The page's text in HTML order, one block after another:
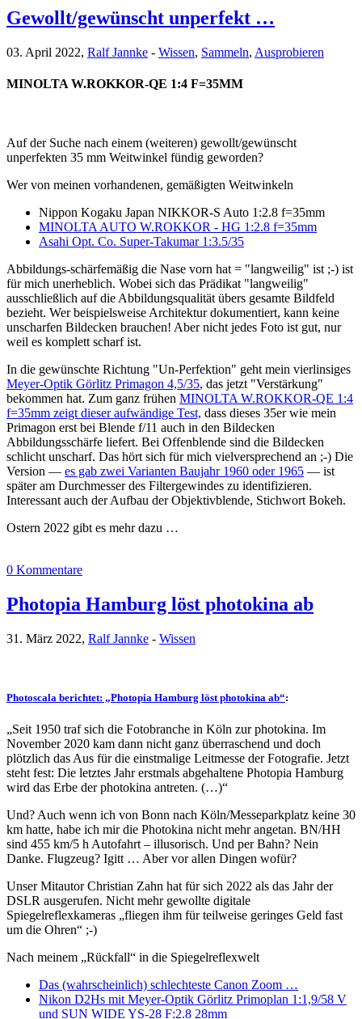
Gewollt/gewünscht unperfekt …
03. April 2022, Ralf Jannke - Wissen, Sammeln, Ausprobieren
MINOLTA W.ROKKOR-QE 1:4 F=35MM
Auf der Suche nach einem (weiteren) gewollt/gewünscht
unperfekten 35 mm Weitwinkel fündig geworden?
Wer von meinen vorhandenen, gemäßigten Weitwinkeln
Nippon Kogaku Japan NIKKOR-S Auto 1:2.8 f=35mm
MINOLTA AUTO W.ROKKOR - HG 1:2.8 f=35mm
Asahi Opt. Co. Super-Takumar 1:3.5/35
Abbildungs-schärfemäßig die Nase vorn hat = "langweilig" ist ;-) ist
für mich unerheblich. Wobei sich das Prädikat "langweilig"
ausschließlich auf die Abbildungsqualität übers gesamte Bildfeld
bezieht. Wer beispielsweise Architektur dokumentiert, kann keine
unscharfen Bildecken brauchen! Aber nicht jedes Foto ist gut, nur
weil es komplett scharf ist.
In die gewünschte Richtung "Un-Perfektion" geht mein vierlinsiges
Meyer-Optik Görlitz Primagon 4,5/35, das jetzt "Verstärkung"
bekommen hat. Zum ganz frühen MINOLTA W.ROKKOR-QE 1:4
f=35mm zeigt dieser aufwändige Test, dass dieses 35er wie mein
Primagon erst bei Blende f/11 auch in den Bildecken
Abbildungsschärfe liefert. Bei Offenblende sind die Bildecken
schlicht unscharf. Das hört sich für mich vielversprechend an ;-) Die
Version — es gab zwei Varianten Baujahr 1960 oder 1965 — ist
später am Durchmesser des Filtergewindes zu identifizieren.
Interessant auch der Aufbau der Objektivblende, Stichwort Bokeh.
Ostern 2022 gibt es mehr dazu …
0 Kommentare
Photopia Hamburg löst photokina ab
31. März 2022, Ralf Jannke - Wissen
Photoscala berichtet: „Photopia Hamburg löst photokina ab“:
„Seit 1950 traf sich die Fotobranche in Köln zur photokina. Im
November 2020 kam dann nicht ganz überraschend und doch
plötzlich das Aus für die einstmalige Leitmesse der Fotografie. Jetzt
steht fest: Die letztes Jahr erstmals abgehaltene Photopia Hamburg
wird das Erbe der photokina antreten. (…)“
Und? Auch wenn ich von Bonn nach Köln/Messeparkplatz keine 30
km hatte, habe ich mir die Photokina nicht mehr angetan. BN/HH
sind 455 km/5 h Autofahrt – illusorisch. Und per Bahn? Nein
Danke. Flugzeug? Igitt … Aber vor allen Dingen wofür?
Unser Mitautor Christian Zahn hat für sich 2022 als das Jahr der
DSLR ausgerufen. Nicht mehr gewollte digitale
Spiegelreflexkameras „fliegen ihm für teilweise geringes Geld fast
um die Ohren“ ;-)
Nach meinem „Rückfall“ in die Spiegelreflexwelt
Das (wahrscheinlich) schlechteste Canon Zoom …
Nikon D2Hs mit Meyer-Optik Görlitz Primoplan 1:1,9/58 V
und SUN WIDE YS-28 F:2.8 28mm